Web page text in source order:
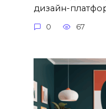
дизайн-
0 67